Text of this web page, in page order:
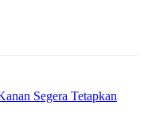
Segera Tetapkan